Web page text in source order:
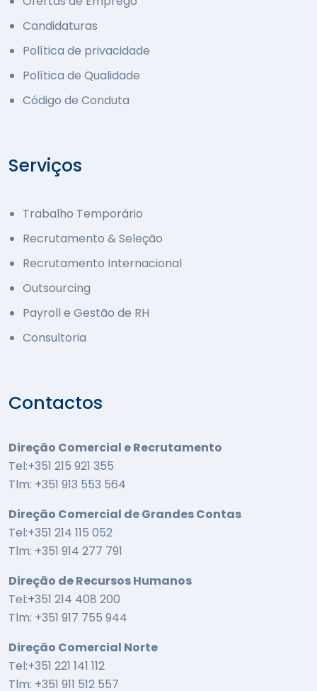
Candidaturas
Política de privacidade
Política de Qualidade
Código de Conduta
Serviços
Trabalho Temporário
Recrutamento & Seleção
Recrutamento Internacional
Outsourcing
Payroll e Gestão de RH
Consultoria
Contactos
Direção Comercial e Recrutamento
Tel:+351 215 921 355
Tlm: +351 913 553 564
Direção Comercial de Grandes Contas
Tel:+351 214 115 052
Tlm: +351 914 277 791
Direção de Recursos Humanos
Tel:+351 214 408 200
Tlm: +351 917 755 944
Direção Comercial Norte
Tel:+351 221 141 112
Tlm: +351 911 512 557